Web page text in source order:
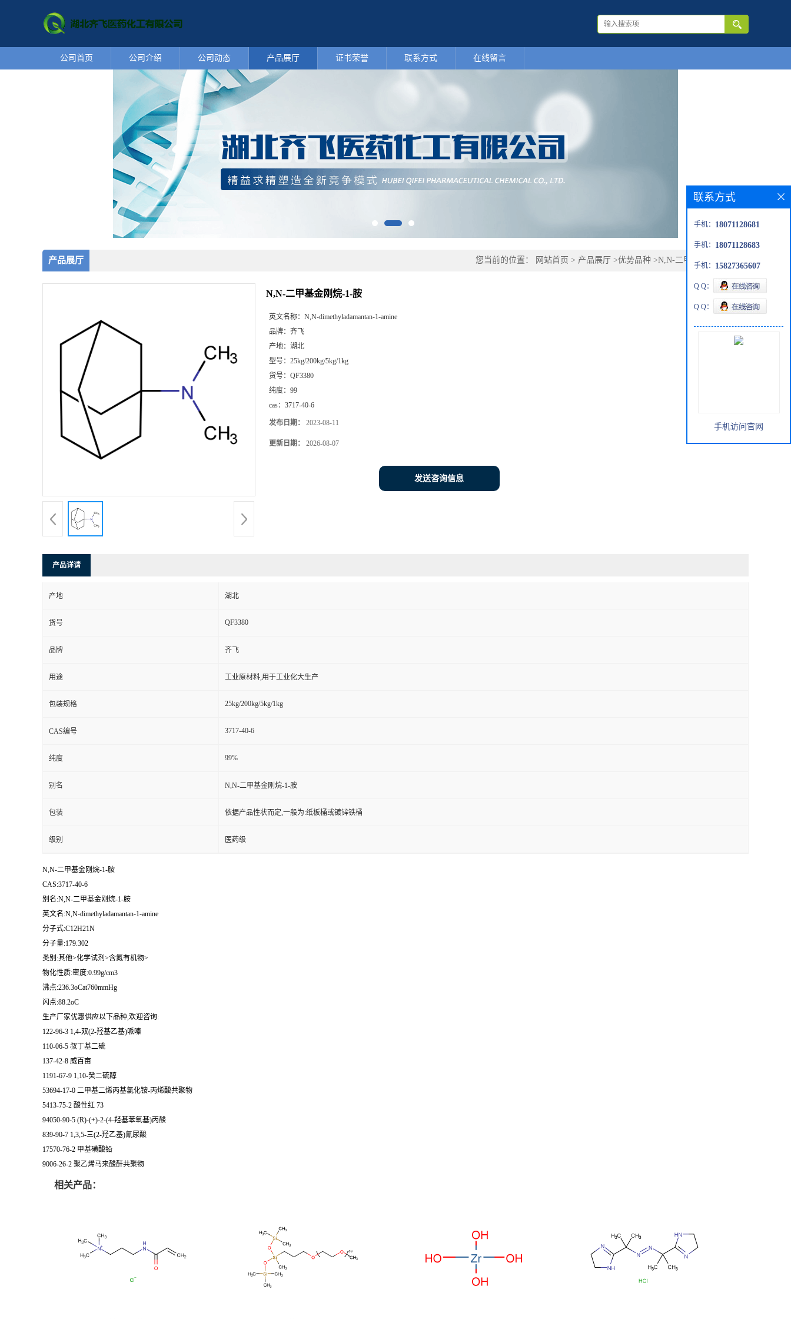
公司首页 公司介绍 公司动态 产品展厅 证书荣誉 联系方式 在线留言
产品展厅 您当前的位置： 网站首页 > 产品展厅 >优势品种 >N,N-二甲基金刚烷-1-胺
N,N-二甲基金刚烷-1-胺
英文名称： N,N-dimethyladamantan-1-amine
品牌： 齐飞
产地： 湖北
型号： 25kg/200kg/5kg/1kg
货号： QF3380
纯度： 99
cas： 3717-40-6
发布日期： 2023-08-11
更新日期： 2026-08-07
发送咨询信息
产品详请
产地 湖北
货号 QF3380
品牌 齐飞
用途 工业原材料,用于工业化大生产
包装规格 25kg/200kg/5kg/1kg
CAS编号 3717-40-6
纯度 99%
别名 N,N-二甲基金刚烷-1-胺
包装 依据产品性状而定,一般为:纸板桶或镀锌铁桶
级别 医药级
N,N-二甲基金刚烷-1-胺
CAS:3717-40-6
别名:N,N-二甲基金刚烷-1-胺
英文名:N,N-dimethyladamantan-1-amine
分子式:C12H21N
分子量:179.302
类别:其他>化学试剂>含氮有机物>
物化性质:密度:0.99g/cm3
沸点:236.3oCat760mmHg
闪点:88.2oC
生产厂家优惠供应以下品种,欢迎咨询:
122-96-3 1,4-双(2-羟基乙基)哌嗪
110-06-5 叔丁基二硫
137-42-8 威百亩
1191-67-9 1,10-癸二硫醇
53694-17-0 二甲基二烯丙基氯化铵-丙烯酸共聚物
5413-75-2 酸性红 73
94050-90-5 (R)-(+)-2-(4-羟基苯氧基)丙酸
839-90-7 1,3,5-三(2-羟乙基)氰尿酸
17570-76-2 甲基磺酸铅
9006-26-2 聚乙烯马来酸酐共聚物
相关产品：
联系方式
手机： 18071128681
手机： 18071128683
手机： 15827365607
Q Q：
Q Q：
手机访问官网